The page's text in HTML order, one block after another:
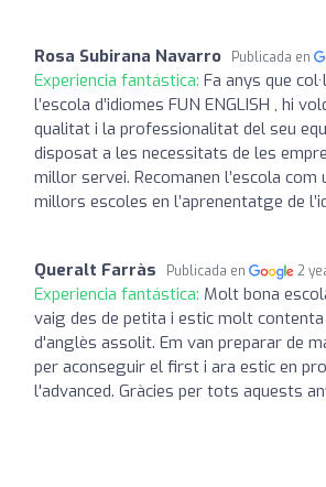
Rosa Subirana Navarro Publicada en
Experiencia fantástica: Fa anys que
l’escola d’idiomes FUN ENGLISH , hi
qualitat i la professionalitat del seu
disposat a les necessitats de les
millor servei. Recomanen l’escola com
millors escoles en l’aprenentatge de
Queralt Farràs Publicada en 2
Experiencia fantástica: Molt bona
vaig des de petita i estic molt
d'anglès assolit. Em van preparar de
per aconseguir el first i ara estic en
l'advanced. Gràcies per tots aquests